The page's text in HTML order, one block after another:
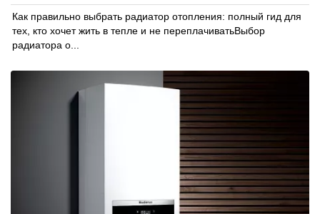
Как правильно выбрать радиатор отопления: полный гид для
тех, кто хочет жить в тепле и не переплачиватьВыбор
радиатора о...